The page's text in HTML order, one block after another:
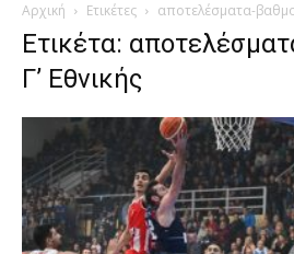
Αρχική Ετικέτες αποτελέσματα-
Ετικέτα:
Γ’ Εθνικής